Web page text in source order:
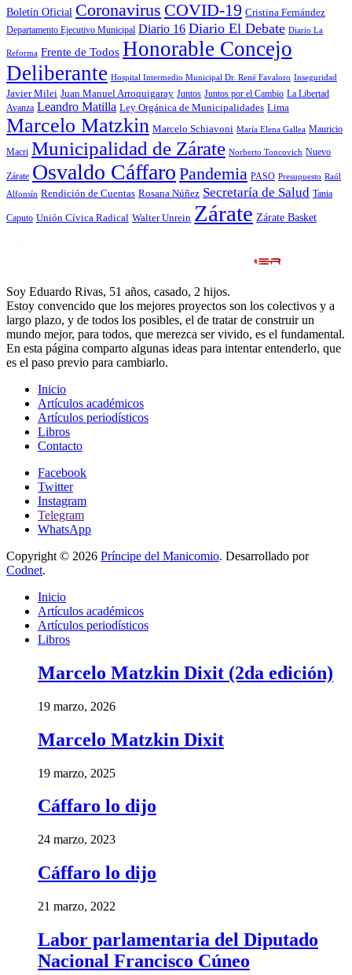
Boletín Oficial Coronavirus COVID-19 Cristina Fernández
Departamento Ejecutivo Municipal Diario 16 Diario El Debate Diario La
Reforma Frente de Todos Honorable Concejo
Deliberante Hospital Intermedio Municipal Dr. René Favaloro Inseguridad
Javier Milei Juan Manuel Arroquigaray Juntos Juntos por el Cambio La Libertad
Avanza Leandro Matilla Ley Orgánica de Municipalidades Lima
Marcelo Matzkin Marcelo Schiavoni María Elena Gallea Mauricio
Macri Municipalidad de Zárate Norberto Toncovich Nuevo
Zárate Osvaldo Cáffaro Pandemia PASO Presupuesto Raúl
Alfonsín Rendición de Cuentas Rosana Núñez Secretaría de Salud Tania
Caputo Unión Cívica Radical Walter Unrein Zárate Zárate Basket
Soy Eduardo Rivas, 51 años, casado, 2 hijos.
Estoy convencido que los mejores proyectos son los colectivos y a
largo plazo, y de todos los posibles, el de tratar de construir un
mundo mejor, para todos, que merezca ser vivido, es el fundamental.
En esta página comparto algunas ideas para intentar entenderlo, que
es el paso previo para cambiarlo.
Inicio
Artículos académicos
Artículos periodísticos
Libros
Contacto
Facebook
Twitter
Instagram
Telegram
WhatsApp
Copyright © 2026 Príncipe del Manicomio. Desarrollado por
Codnet.
Inicio
Artículos académicos
Artículos periodísticos
Libros
Marcelo Matzkin Dixit (2da edición)
19 marzo, 2026
Marcelo Matzkin Dixit
19 marzo, 2025
Cáffaro lo dijo
24 marzo, 2023
Cáffaro lo dijo
21 marzo, 2022
Labor parlamentaria del Diputado
Nacional Francisco Cúneo